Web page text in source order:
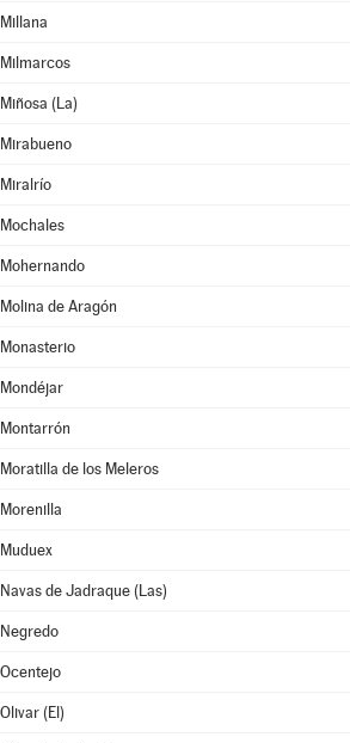
Millana
Milmarcos
Miñosa (La)
Mirabueno
Miralrío
Mochales
Mohernando
Molina de Aragón
Monasterio
Mondéjar
Montarrón
Moratilla de los Meleros
Morenilla
Muduex
Navas de Jadraque (Las)
Negredo
Ocentejo
Olivar (El)